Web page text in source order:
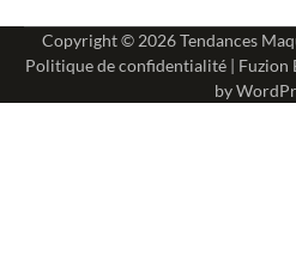
Copyright © 2026Tendances
Politique de confidentialité | Fuzion
by